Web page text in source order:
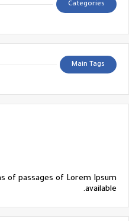
Categories
Main Tags
of passages of Lorem Ipsum
available.